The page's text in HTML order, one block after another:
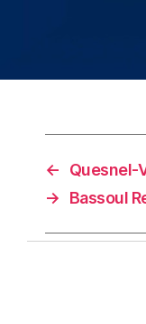
←
Quesnel-
→
Bassoul